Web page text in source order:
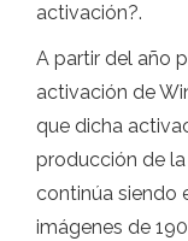
activación?.
A partir del año
activación de
que dicha
producción de
continúa siendo
imágenes de